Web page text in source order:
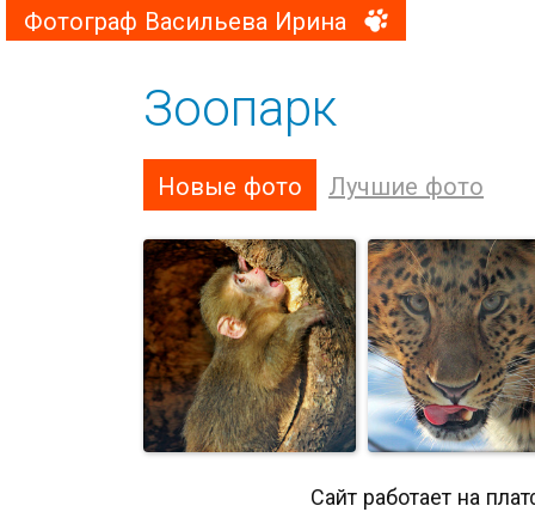
Фотограф Васильева Ирина
Зоопарк
Новые фото Лучшие фото
Сайт работает на